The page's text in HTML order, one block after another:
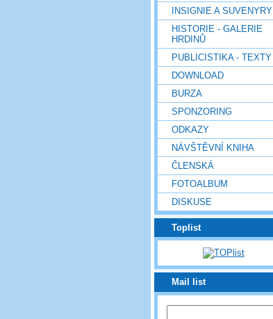
INSIGNIE A SUVENYRY
HISTORIE - GALERIE
HRDINŮ
PUBLICISTIKA - TEXTY
DOWNLOAD
BURZA
SPONZORING
ODKAZY
NÁVŠTĚVNÍ KNIHA
ČLENSKÁ
FOTOALBUM
DISKUSE
Toplist
Mail list